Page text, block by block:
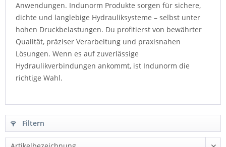
Anwendungen. Indunorm Produkte sorgen für sichere,
dichte und langlebige Hydrauliksysteme – selbst unter
hohen Druckbelastungen. Du profitierst von bewährter
Qualität, präziser Verarbeitung und praxisnahen
Lösungen. Wenn es auf zuverlässige
Hydraulikverbindungen ankommt, ist Indunorm die
richtige Wahl.
Filtern